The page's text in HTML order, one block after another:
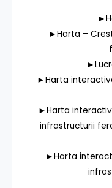
►Harta –
►Harta
►Harta
infrastructurii
►Harta